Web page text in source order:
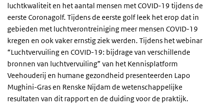
luchtkwaliteit en het aantal mensen met COVID-19 tijdens de
eerste Coronagolf. Tijdens de eerste golf leek het erop dat in
gebieden met luchtverontreiniging meer mensen COVID-19
kregen en ook vaker ernstig ziek werden. Tijdens het webinar
“Luchtvervuiling en COVID-19: bijdrage van verschillende
bronnen van luchtvervuiling” van het Kennisplatform
Veehouderij en humane gezondheid presenteerden Lapo
Mughini-Gras en Renske Nijdam de wetenschappelijke
resultaten van dit rapport en de duiding voor de praktijk.